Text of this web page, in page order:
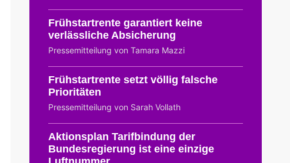
Frühstartrente garantiert keine
verlässliche Absicherung
Pressemitteilung von Tamara Mazzi
Frühstartrente setzt völlig falsche
Prioritäten
Pressemitteilung von Sarah Vollath
Aktionsplan Tarifbindung der
Bundesregierung ist eine einzige